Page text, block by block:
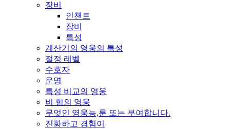
장비
인챈트
장비
특성
계산기의 영웅의 특성
절정 레벨
수호자
운명
특성 비교의 영웅
비 힘의 영웅
무엇인 영웅능,룬 또는 부여합니다.
진화하고 경험이